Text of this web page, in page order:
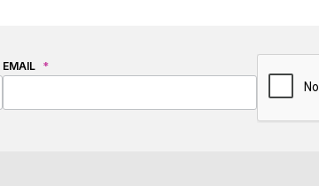
EMAIL *